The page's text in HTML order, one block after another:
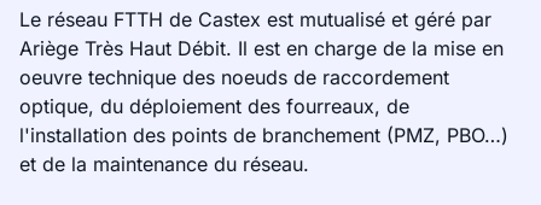
Le réseau FTTH de Castex est mutualisé et géré par
Ariège Très Haut Débit. Il est en charge de la mise en
oeuvre technique des noeuds de raccordement
optique, du déploiement des fourreaux, de
l'installation des points de branchement (PMZ, PBO…)
et de la maintenance du réseau.